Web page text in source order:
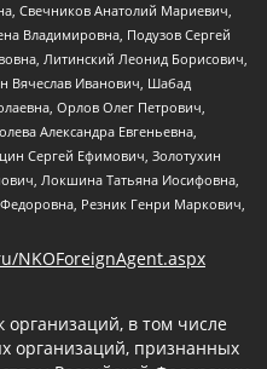
Свечников Анатолий Мариевич,
Владимировна, Подузов Сергей
Литинский Леонид Борисович,
Вячеслав Иванович, Шабад
Орлов Олег Петрович,
Александра Евгеньевна,
Сергей Ефимович, Золотухин
Локшина Татьяна Иосифовна,
Резник Генри Маркович,
NKOForeignAgent.aspx
в том числе
организаций, признанных